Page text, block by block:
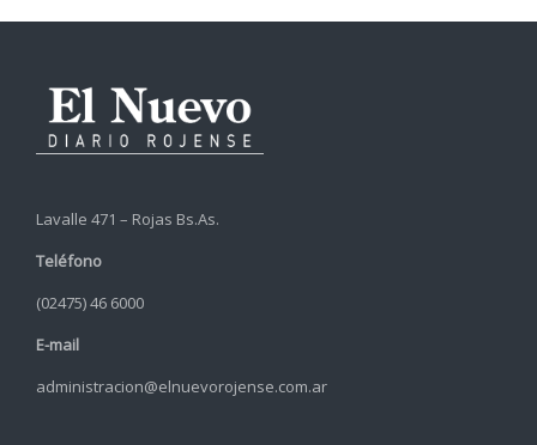
Lavalle 471 – Rojas Bs.As.
Teléfono
(02475) 46 6000
E-mail
administracion@elnuevorojense.com.ar